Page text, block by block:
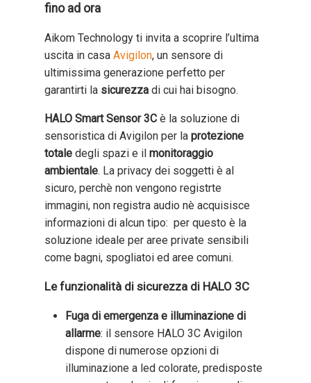
fino ad ora
Aikom Technology ti invita a scoprire l’ultima
uscita in casa Avigilon, un sensore di
ultimissima generazione perfetto per
garantirti la sicurezza di cui hai bisogno.
HALO Smart Sensor 3C è la soluzione di
sensoristica di Avigilon per la protezione
totale degli spazi e il monitoraggio
ambientale. La privacy dei soggetti è al
sicuro, perchè non vengono registrte
immagini, non registra audio nè acquisisce
informazioni di alcun tipo: per questo è la
soluzione ideale per aree private sensibili
come bagni, spogliatoi ed aree comuni.
Le funzionalità di sicurezza di HALO 3C
Fuga di emergenza e illuminazione di
allarme: il sensore HALO 3C Avigilon
dispone di numerose opzioni di
illuminazione a led colorate, predisposte